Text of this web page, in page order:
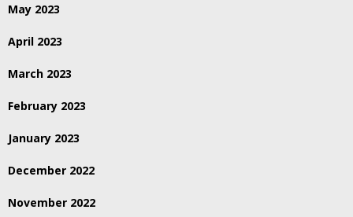
May 2023
April 2023
March 2023
February 2023
January 2023
December 2022
November 2022